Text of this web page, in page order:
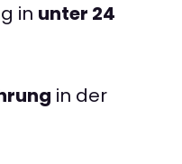
in unter 24
in der